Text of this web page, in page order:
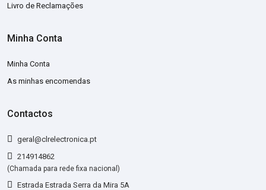
Livro de Reclamações
Minha Conta
Minha Conta
As minhas encomendas
Contactos
geral@clrelectronica.pt
214914862
(Chamada para rede fixa nacional)
Estrada Estrada Serra da Mira 5A